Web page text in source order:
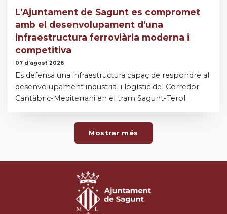
L'Ajuntament de Sagunt es compromet
amb el desenvolupament d'una
infraestructura ferroviària moderna i
competitiva
07 d’agost 2026
Es defensa una infraestructura capaç de respondre al
desenvolupament industrial i logístic del Corredor
Cantàbric-Mediterrani en el tram Sagunt-Terol
Mostrar més